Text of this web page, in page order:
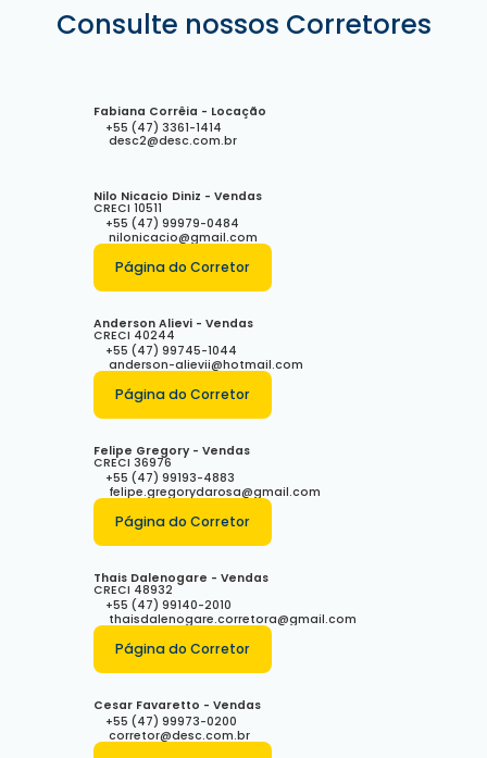
Catarina, Brasil
Consulte nossos Corretores
Fabiana Corrêia - Locação
+55 (47) 3361-1414
desc2@desc.com.br
Nilo Nicacio Diniz - Vendas
CRECI 10511
+55 (47) 99979-0484
nilonicacio@gmail.com
Página do Corretor
Anderson Alievi - Vendas
CRECI 40244
+55 (47) 99745-1044
anderson-alievii@hotmail.com
Página do Corretor
Felipe Gregory - Vendas
CRECI 36976
+55 (47) 99193-4883
felipe.gregorydarosa@gmail.com
Página do Corretor
Thais Dalenogare - Vendas
CRECI 48932
+55 (47) 99140-2010
thaisdalenogare.corretora@gmail.com
Página do Corretor
Cesar Favaretto - Vendas
+55 (47) 99973-0200
corretor@desc.com.br